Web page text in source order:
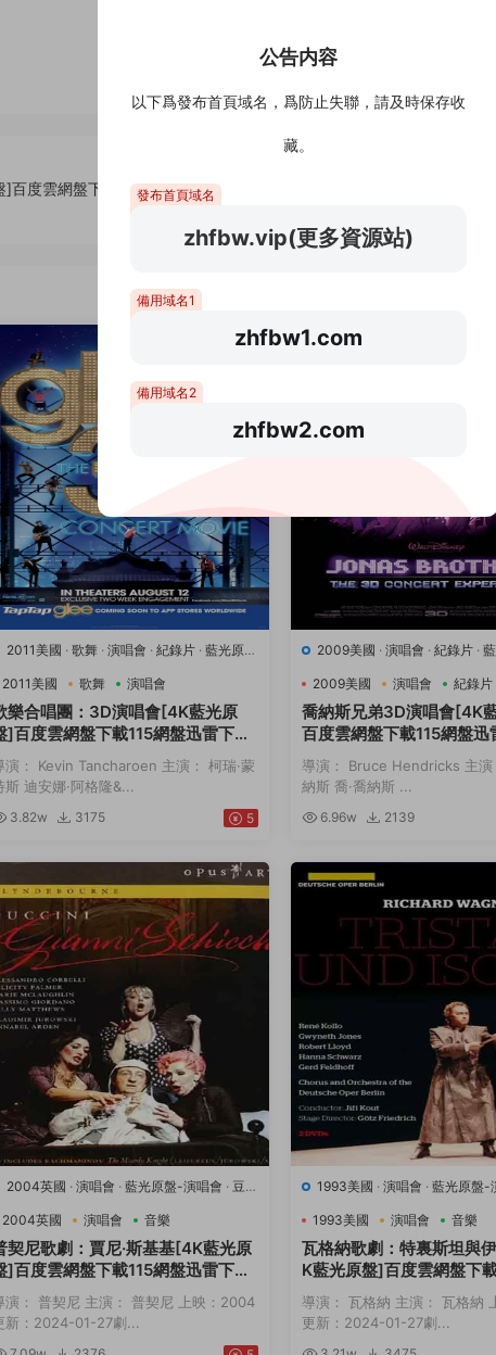
度雲網盤下載
唯夏織：彩虹金絲雀演唱會[4K藍光原盤]百度雲網盤
2011美國 · 歌舞· 演唱會 · 紀錄片· 藍光原
2011美國
歌舞 演唱會
樂合唱團：3D演唱會[4K藍光原
]百度雲網盤下載115網盤迅雷下載
力鏈接
演： Kevin Tancharoen 主演： 柯瑞·蒙
斯 迪安娜·阿格隆&...
3.82w 3175 5
2009美國 ·演唱會 ·紀錄片 ·
2009美國
演唱會 紀錄片
喬納斯兄弟3D演唱會[4K
百度雲網盤下載115網盤迅
力鏈接
導演： Bruce Hendricks 主演
納斯 喬·喬納斯 ...
6.96w 2139
2004英國 · 演唱會 · 藍光原盤-演唱會 · 豆瓣
2004英國
演唱會 音樂
契尼歌劇：賈尼·斯基基[4K藍光原
]百度雲網盤下載115網盤迅雷下載
力鏈接
演： 普契尼 主演： 普契尼 上映：2004
新：2024-01-27劇...
1993美國 ·演唱會 ·藍光原盤-
1993美國
演唱會 音樂
瓦格納歌劇：特裏斯坦與
K藍光原盤]百度雲網盤下
迅雷下載磁力鏈接
導演： 瓦格納 主演： 瓦格納
更新：2024-01-27劇...
公告内容
以下爲發布首頁域名，爲防止失聯，請及時保存收
藏。
發布首頁域名
zhfbw.vip(更多資源站)
備用域名1
zhfbw1.com
備用域名2
zhfbw2.com